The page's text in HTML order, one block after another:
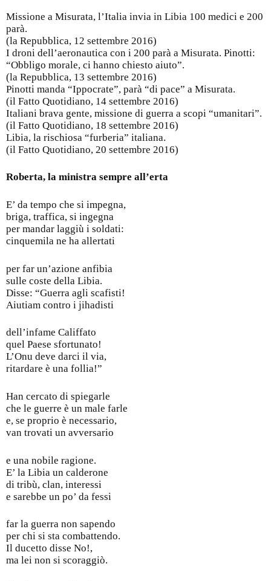
Missione a Misurata, l’Italia invia in Libia 100 medici e 200
parà.
(la Repubblica, 12 settembre 2016)
I droni dell’aeronautica con i 200 parà a Misurata. Pinotti:
“Obbligo morale, ci hanno chiesto aiuto”.
(la Repubblica, 13 settembre 2016)
Pinotti manda “Ippocrate”, parà “di pace” a Misurata.
(il Fatto Quotidiano, 14 settembre 2016)
Italiani brava gente, missione di guerra a scopi “umanitari”.
(il Fatto Quotidiano, 18 settembre 2016)
Libia, la rischiosa “furberia” italiana.
(il Fatto Quotidiano, 20 settembre 2016)
Roberta, la ministra sempre all’erta
E’ da tempo che si impegna,
briga, traffica, si ingegna
per mandar laggiù i soldati:
cinquemila ne ha allertati
per far un’azione anfibia
sulle coste della Libia.
Disse: “Guerra agli scafisti!
Aiutiam contro i jihadisti
dell’infame Califfato
quel Paese sfortunato!
L’Onu deve darci il via,
ritardare è una follia!”
Han cercato di spiegarle
che le guerre è un male farle
e, se proprio è necessario,
van trovati un avversario
e una nobile ragione.
E’ la Libia un calderone
di tribù, clan, interessi
e sarebbe un po’ da fessi
far la guerra non sapendo
per chi si sta combattendo.
Il ducetto disse No!,
ma lei non si scoraggiò.